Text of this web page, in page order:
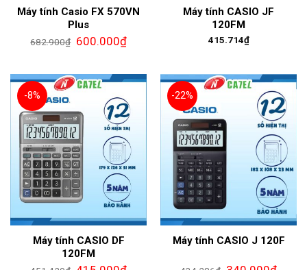
Máy tính Casio FX 570VN
Plus
682.900₫ 600.000₫
Máy tính CASIO JF
120FM
415.714₫
-8%
Máy tính CASIO DF
120FM
-22%
Máy tính CASIO J 120F